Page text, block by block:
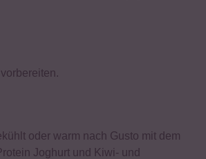
oder warm nach Gusto mit dem
Joghurt und Kiwi- und